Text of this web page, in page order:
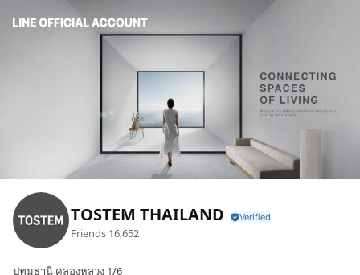
TOSTEM THAILAND
Friends 16,652
ปทุมธานี คลองหลวง 1/6